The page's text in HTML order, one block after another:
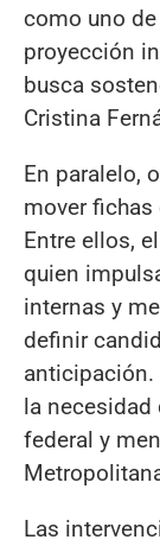
como uno
proyección
busca
Cristina
En paralelo,
mover fichas
Entre ellos,
quien
internas y
definir
anticipación.
la necesidad
federal y
Las